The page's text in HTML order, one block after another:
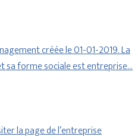
créée le 01-01-2019. La
sa forme sociale est entreprise…
la page de l’entreprise